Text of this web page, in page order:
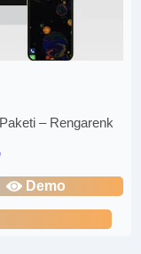
– Rengarenk
Demo